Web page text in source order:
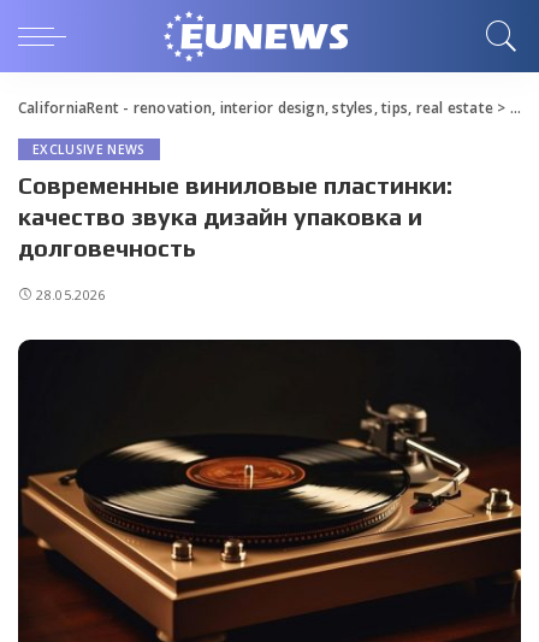
CaliforniaRent - renovation, interior design, styles, tips, real estate>
EXCLUSIVE NEWS
Современные виниловые пластинки:
качество звука дизайн упаковка и
долговечность
28.05.2026